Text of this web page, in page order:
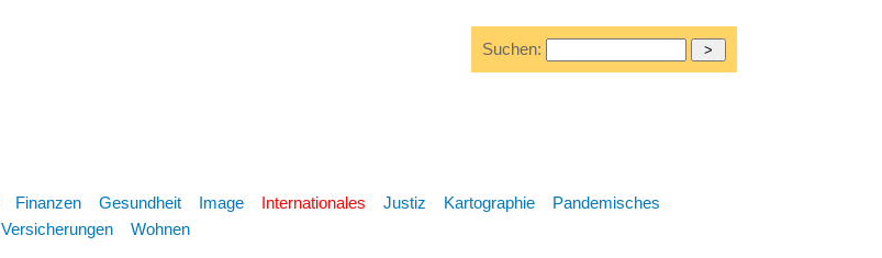
Suchen:
Finanzen Gesundheit Image Internationales Justiz Kartographie
Pandemisches
Versicherungen Wohnen